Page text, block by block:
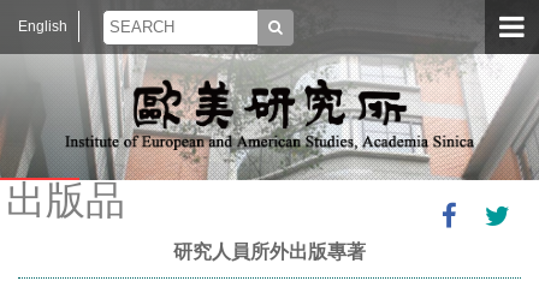
English
出版品
研究人員所外出版專著